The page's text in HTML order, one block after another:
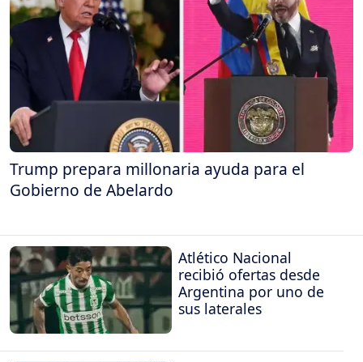
Trump prepara millonaria ayuda para el
Gobierno de Abelardo
Atlético Nacional
recibió ofertas desde
Argentina por uno de
sus laterales